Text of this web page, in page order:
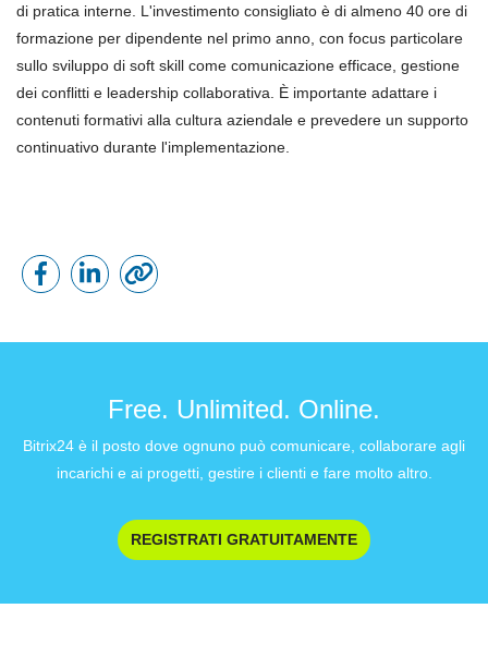
di pratica interne. L'investimento consigliato è di almeno 40 ore di
formazione per dipendente nel primo anno, con focus particolare
sullo sviluppo di soft skill come comunicazione efficace, gestione
dei conflitti e leadership collaborativa. È importante adattare i
contenuti formativi alla cultura aziendale e prevedere un supporto
continuativo durante l'implementazione.
Free. Unlimited. Online.
Bitrix24 è il posto dove ognuno può comunicare, collaborare agli
incarichi e ai progetti, gestire i clienti e fare molto altro.
REGISTRATI GRATUITAMENTE